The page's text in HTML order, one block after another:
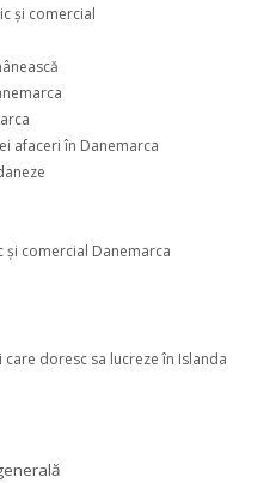
şi comercial
afaceri în Danemarca
comercial Danemarca
doresc sa lucreze în Islanda